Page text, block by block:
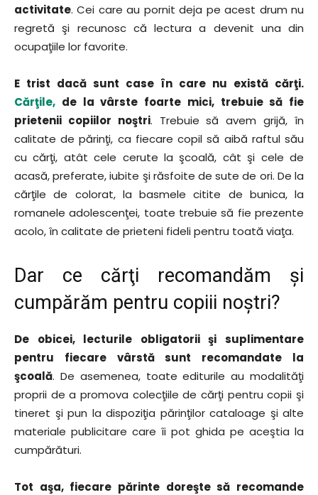
activitate. Cei care au pornit deja pe acest drum nu
regretă şi recunosc că lectura a devenit una din
ocupaţiile lor favorite.
E trist dacă sunt case în care nu există cărţi.
Cărţile, de la vârste foarte mici, trebuie să fie
prietenii copiilor noştri. Trebuie să avem grijă, în
calitate de părinţi, ca fiecare copil să aibă raftul său
cu cărţi, atât cele cerute la şcoală, cât şi cele de
acasă, preferate, iubite şi răsfoite de sute de ori. De la
cărţile de colorat, la basmele citite de bunica, la
romanele adolescenţei, toate trebuie să fie prezente
acolo, în calitate de prieteni fideli pentru toată viaţa.
Dar ce cărţi recomandăm şi
cumpărăm pentru copiii noştri?
De obicei, lecturile obligatorii şi suplimentare
pentru fiecare vârstă sunt recomandate la
şcoală. De asemenea, toate editurile au modalităţi
proprii de a promova colecţiile de cărţi pentru copii şi
tineret şi pun la dispoziţia părinţilor cataloage şi alte
materiale publicitare care îi pot ghida pe aceştia la
cumpărături.
Tot aşa, fiecare părinte doreşte să recomande